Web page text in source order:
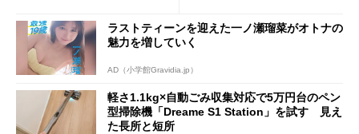
ラストティーンを迎えた一ノ瀬瑠菜がオトナの
魅力を増していく
AD（小学館Gravidia.jp）
軽さ1.1kg×自動ごみ収集対応で5万円台のペン
型掃除機「Dreame S1 Station」を試す 見え
た長所と短所